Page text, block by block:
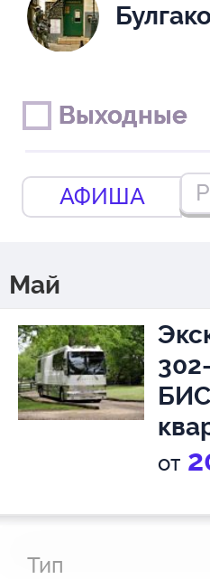
АФИША
Выходные
Выходные
Май
от
Тип